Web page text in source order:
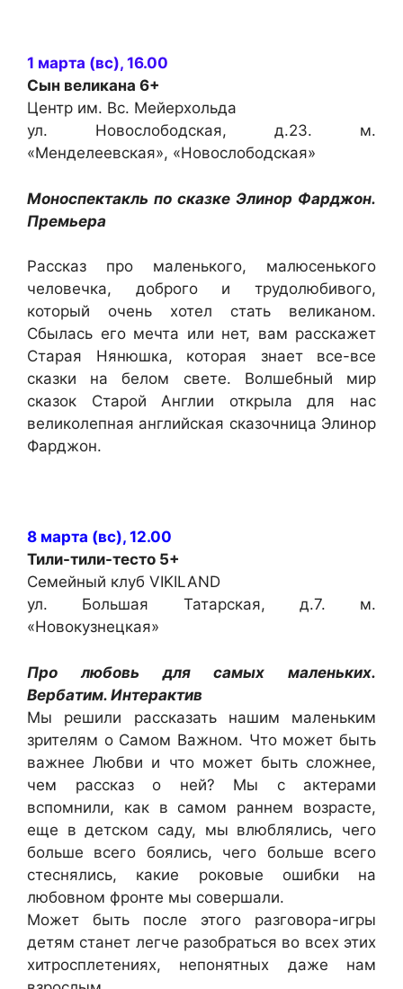
1 марта (вс), 16.00
Сын великана 6+
Центр им. Вс. Мейерхольда
ул. Новослободская, д.23. м.
«Менделеевская», «Новослободская»
Моноспектакль по сказке Элинор Фарджон.
Премьера
Рассказ про маленького, малюсенького
человечка, доброго и трудолюбивого,
который очень хотел стать великаном.
Сбылась его мечта или нет, вам расскажет
Старая Нянюшка, которая знает все-все
сказки на белом свете. Волшебный мир
сказок Старой Англии открыла для нас
великолепная английская сказочница Элинор
Фарджон.
8 марта (вс), 12.00
Тили-тили-тесто 5+
Семейный клуб VIKILAND
ул. Большая Татарская, д.7. м.
«Новокузнецкая»
Про любовь для самых маленьких.
Вербатим. Интерактив
Мы решили рассказать нашим маленьким
зрителям о Самом Важном. Что может быть
важнее Любви и что может быть сложнее,
чем рассказ о ней? Мы с актерами
вспомнили, как в самом раннем возрасте,
еще в детском саду, мы влюблялись, чего
больше всего боялись, чего больше всего
стеснялись, какие роковые ошибки на
любовном фронте мы совершали.
Может быть после этого разговора-игры
детям станет легче разобраться во всех этих
хитросплетениях, непонятных даже нам